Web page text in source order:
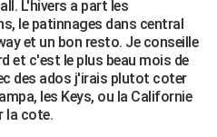
L'hivers a part les
le patinnages dans central
et un bon resto. Je conseille
et c'est le plus beau mois de
des ados j'irais plutot coter
les Keys, ou la Californie
la cote.